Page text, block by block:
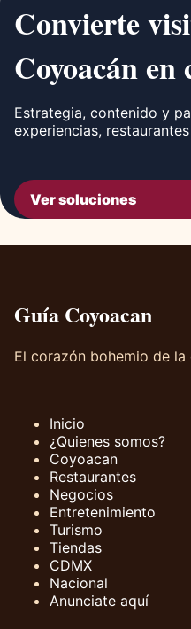
Convierte
Coyoacán en
Estrategia, contenido y
experiencias,
Ver soluciones
Guía Coyoacan
El corazón bohemio de la
Inicio
¿Quienes somos?
Coyoacan
Restaurantes
Negocios
Entretenimiento
Turismo
Tiendas
CDMX
Nacional
Anunciate aquí